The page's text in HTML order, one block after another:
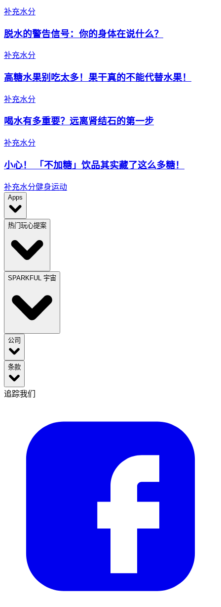
补充水分
脱水的警告信号：你的身体在说什么？
补充水分
高糖水果别吃太多！果干真的不能代替水果！
补充水分
喝水有多重要？远离肾结石的第一步
补充水分
小心！ 「不加糖」饮品其实藏了这么多糖！
补充水分健身运动
Apps
热门玩心提案
SPARKFUL 宇宙
公司
条款
追踪我们